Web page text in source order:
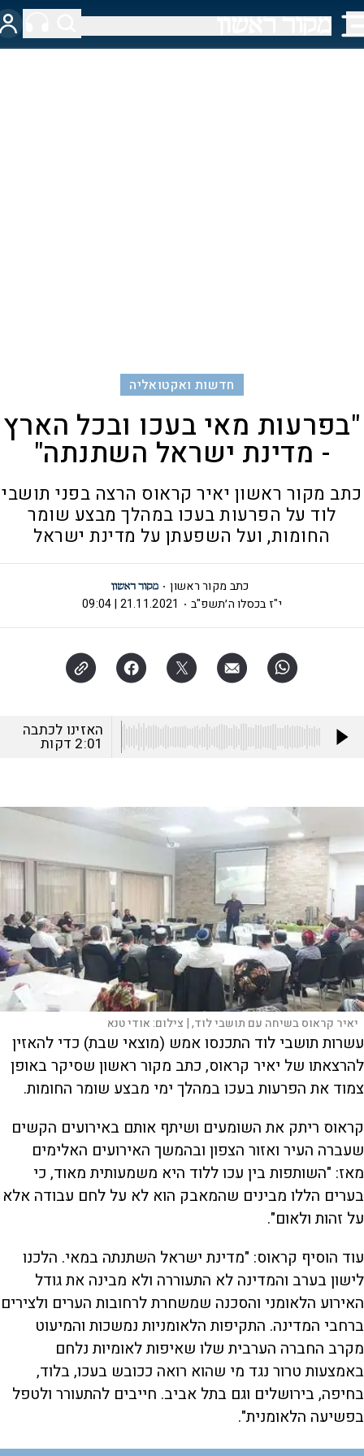
חדשות ואקטואליה
"בפרעות מאי בעכו ובכל הארץ
- מדינת ישראל השתנתה"
כתב מקור ראשון יאיר קראוס הרצה בפני תושבי
לוד על הפרעות בעכו במהלך מבצע שומר
החומות, ועל השפעתן על מדינת ישראל
כתב מקור ראשון
י"ז בכסלו ה׳תשפ"ב
21.11.2021 | 09:04
האזינו לכתבה
2:01 דקות
יאיר קראוס בשיחה עם תושבי לוד, | צילום:אודי טנא
עשרות תושבי לוד התכנסו אמש (מוצאי שבת) כדי להאזין
להרצאתו של יאיר קראוס, כתב מקור ראשון שסיקר באופן
צמוד את הפרעות בעכו במהלך ימי מבצע שומר החומות.
קראוס ריתק את השומעים ושיתף אותם באירועים הקשים
שעברה העיר ואזור הצפון ובהמשך האירועים האלימים
מאז: "השותפות בין עכו ללוד היא משמעותית מאוד, כי
בערים הללו מבינים שהמאבק הוא לא על לחם עבודה אלא
על זהות ולאום".
עוד הוסיף קראוס: "מדינת ישראל השתנתה במאי. הלכנו
לישון בערב והמדינה לא התעוררה ולא מבינה את גודל
האירוע הלאומני והסכנה שמשחרת לרחובות הערים ולצירים
ברחבי המדינה. התקיפות הלאומניות נמשכות והמיעוט
מקרב החברה הערבית שלו שאיפות לאומיות נלחם
באמצעות טרור נגד מי שהוא רואה ככובש בעכו, בלוד,
בחיפה, בירושלים וגם בתל אביב. חייבים להתעורר ולטפל
בפשיעה הלאומנית".